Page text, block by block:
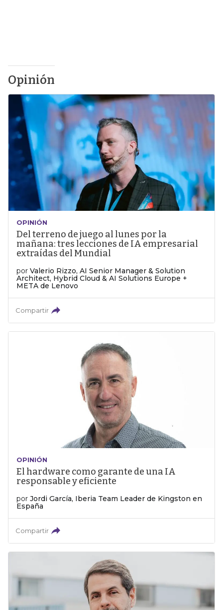
Opinión
OPINIÓN
Del terreno de juego al lunes por la
mañana: tres lecciones de IA empresarial
extraídas del Mundial
por Valerio Rizzo, AI Senior Manager & Solution
Architect, Hybrid Cloud & AI Solutions Europe +
META de Lenovo
Compartir
OPINIÓN
El hardware como garante de una IA
responsable y eficiente
por Jordi García, Iberia Team Leader de Kingston en
España
Compartir